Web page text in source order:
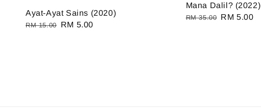
Ayat-Ayat Sains (2020)
Regular
RM 15.00
Sale
RM 5.00
Mana Dalil? (2022)
Regular
RM 35.00 Sale
RM 5.00